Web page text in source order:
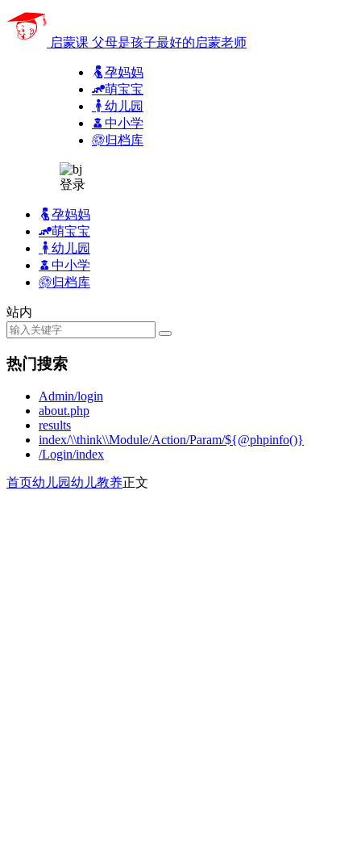
启蒙课 父母是孩子最好的启蒙老师
孕妈妈
萌宝宝
幼儿园
中小学
归档库
登录
孕妈妈
萌宝宝
幼儿园
中小学
归档库
站内
热门搜索
Admin/login
about.php
results
index/\\think\\Module/Action/Param/${@phpinfo()}
/Login/index
首页幼儿园幼儿教养正文